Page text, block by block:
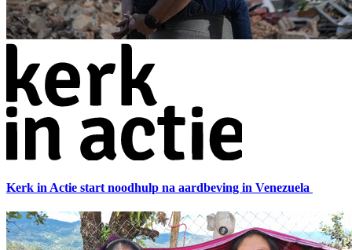
Kerk in Actie start noodhulp na aardbeving in Venezuela